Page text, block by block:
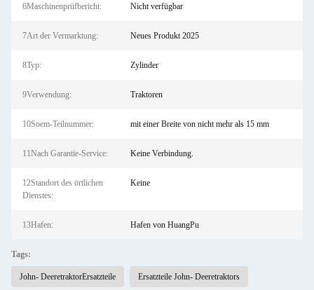
6Maschinenprüfbericht: Nicht verfügbar
7Art der Vermarktung: Neues Produkt 2025
8Typ: Zylinder
9Verwendung: Traktoren
10Soem-Teilnummer: mit einer Breite von nicht mehr als 15 mm
11Nach Garantie-Service: Keine Verbindung.
12Standort des örtlichen
Dienstes:
Keine
13Hafen: Hafen von HuangPu
Tags:
John- DeeretraktorErsatzteile Ersatzteile John- Deeretraktors